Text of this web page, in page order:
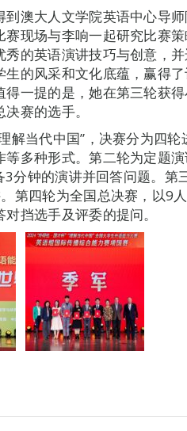
到澳大人文学院英语中心导
赛现场与李响一起研究比赛
秀的英语演讲技巧与创意，
生的风采和文化底蕴，赢得
得一提的是，她在第三轮获
赛的选手。
解当代中国”，决赛分为四
等多种形式。第二轮为定题
3分钟的演讲并回答问题。
第四轮为全国总决赛，以9
挡选手及评委的提问。